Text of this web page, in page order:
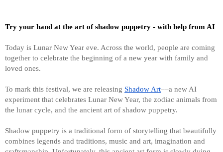
Try your hand at the art of shadow puppetry - with help from AI
Today is Lunar New Year eve. Across the world, people are coming
together to celebrate the beginning of a new year with family and
loved ones.
To mark this festival, we are releasing Shadow Art––a new AI
experiment that celebrates Lunar New Year, the zodiac animals from
the lunar cycle, and the ancient art of shadow puppetry.
Shadow puppetry is a traditional form of storytelling that beautifully
combines legends and traditions, music and art, imagination and